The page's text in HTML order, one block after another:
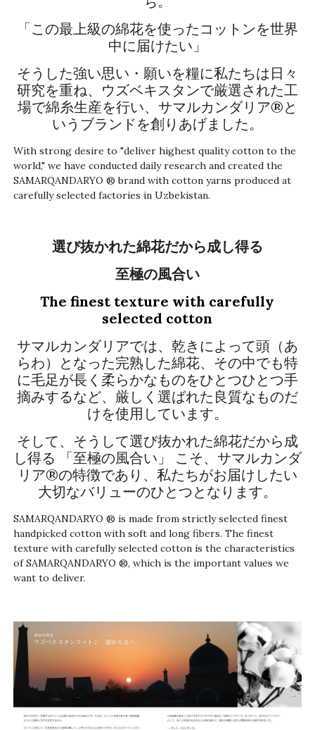
「この最上級の綿花を使ったコットンを世界
中に届けたい」
そうした強い思い・願いを糧に私たちは日々
研究を重ね、ウズベキスタンで厳選された工
場で綿糸生産を行い、サマルカンダリア®と
いうブランドを創りあげました。
With strong desire to "deliver highest quality cotton to the
world," we have conducted daily research and created the
SAMARQANDARYO ® brand with cotton yarns produced at
carefully selected factories in Uzbekistan.
選び抜かれた綿花だから成し得る
至極の風合い
The finest texture with carefully
selected cotton
サマルカンダリアでは、乾きによって頭（あ
らわ）となった完熟した綿花、その中でも特
に毛足が長く柔らかなものをひとつひとつ手
摘みするなど、厳しく選ばれた良質なものだ
けを使用しています。
そして、そうして選び抜かれた綿花だから成
し得る 「至極の風合い」 こそ、サマルカンダ
リア®の特徴であり、私たちがお届けしたい
大切なバリューのひとつとなります。
SAMARQANDARYO ® is made from strictly selected finest
handpicked cotton with soft and long fibers. The finest
texture with carefully selected cotton is the characteristics
of SAMARQANDARYO ®, which is the important values we
want to deliver.